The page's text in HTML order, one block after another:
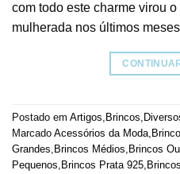
com todo este charme virou
mulherada nos últimos
Postado em Artigos, Brincos,
Marcado Acessórios da Moda, Brinco
Grandes, Brincos Médios, Brincos
Pequenos, Brincos Prata 925,